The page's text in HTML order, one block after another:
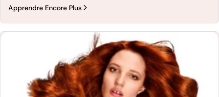
Apprendre Encore Plus